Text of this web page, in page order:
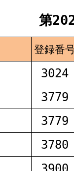
第
登録番
3024
3779
3779
3780